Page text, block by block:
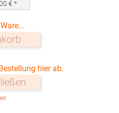
€ *
hier ab.